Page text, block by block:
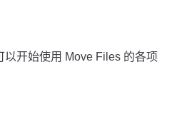
以开始使用 Move Files 的各项